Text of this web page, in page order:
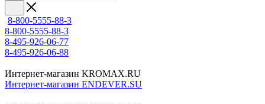
8-800-5555-88-3
8-800-5555-88-3
8-495-926-06-77
8-495-926-06-88
Интернет-магазин KROMAX.RU
Интернет-магазин ENDEVER.SU